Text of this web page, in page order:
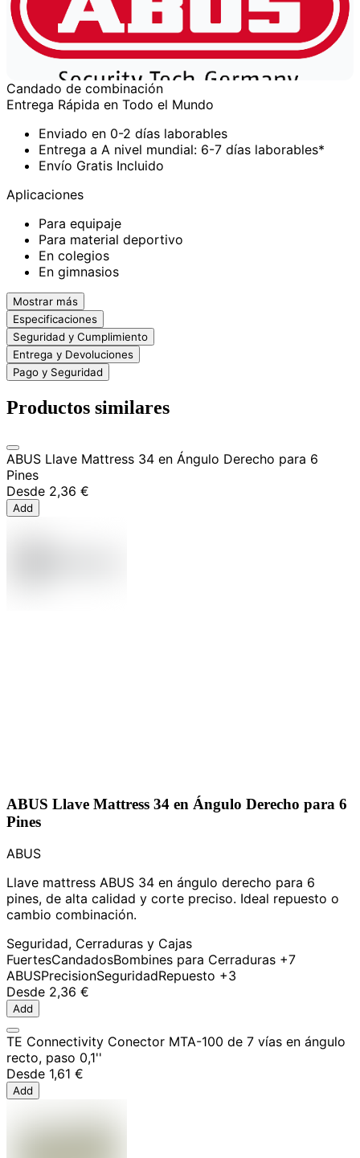
Candado de combinación
Entrega Rápida en Todo el Mundo
Enviado en 0-2 días laborables
Entrega a A nivel mundial: 6-7 días laborables*
Envío Gratis Incluido
Aplicaciones
Para equipaje
Para material deportivo
En colegios
En gimnasios
Mostrar más
Especificaciones
Seguridad y Cumplimiento
Entrega y Devoluciones
Pago y Seguridad
Productos similares
ABUS Llave Mattress 34 en Ángulo Derecho para 6
Pines
Desde 2,36 €
Add
ABUS Llave Mattress 34 en Ángulo Derecho para 6
Pines
ABUS
Llave mattress ABUS 34 en ángulo derecho para 6
pines, de alta calidad y corte preciso. Ideal repuesto o
cambio combinación.
Seguridad, Cerraduras y Cajas
FuertesCandadosBombines para Cerraduras +7
ABUSPrecisionSeguridadRepuesto +3
Desde 2,36 €
Add
TE Connectivity Conector MTA-100 de 7 vías en ángulo
recto, paso 0,1''
Desde 1,61 €
Add